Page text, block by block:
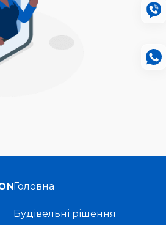
Головна
Будівельні рішення